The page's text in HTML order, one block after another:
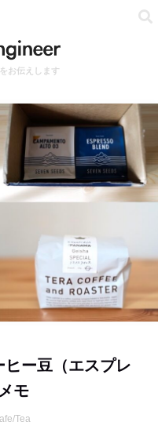
お伝えします
ー豆（エスプレ
モ
Tea